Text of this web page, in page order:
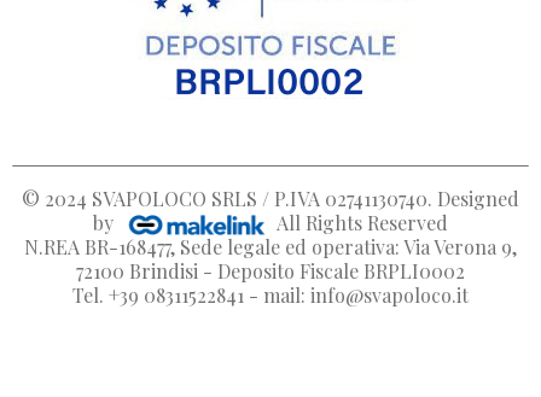
© 2024 SVAPOLOCO SRLS / P.IVA 02741130740. Designed
by
All Rights Reserved
N.REA BR-168477, Sede legale ed operativa: Via Verona 9,
72100 Brindisi - Deposito Fiscale BRPLI0002
Tel. +39 08311522841 - mail: info@svapoloco.it